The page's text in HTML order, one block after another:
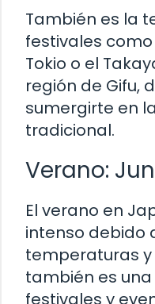
También es la
festivales
Tokio o el
región de Gifu,
sumergirte en
tradicional.
Verano:
El verano en
intenso debido
temperaturas
también es
festivales y